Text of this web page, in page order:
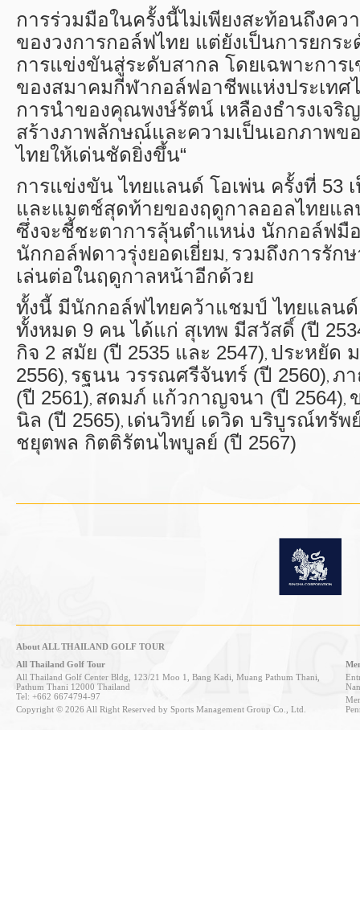
การร่วมมือในครั้งนี้ไม่เพียงสะท้อนถึงคว
ของวงการกอล์ฟไทย แต่ยังเป็นการยกร
การแข่งขันสู่ระดับสากล โดยเฉพาะการ
ของสมาคมกีฬากอล์ฟอาชีพแห่งประเทศ
การนำของคุณพงษ์รัตน์ เหลืองธำรงเจริ
สร้างภาพลักษณ์และความเป็นเอกภาพข
ไทยให้เด่นชัดยิ่งขึ้น“
การแข่งขัน ไทยแลนด์ โอเพ่น ครั้งที่ 53
และแมตช์สุดท้ายของฤดูกาลออลไทยแ
ซึ่งจะชี้ชะตาการลุ้นตำแหน่ง นักกอล์ฟมื
นักกอล์ฟดาวรุ่งยอดเยี่ยม, รวมถึงการรัก
เล่นต่อในฤดูกาลหน้าอีกด้วย
ทั้งนี้ มีนักกอล์ฟไทยคว้าแชมป์ ไทยแลนด์
ทั้งหมด 9 คน ได้แก่ สุเทพ มีสวัสดิ์ (ปี
กิจ 2 สมัย (ปี 2535 และ 2547), ประหยัด
2556), รฐนน วรรณศรีจันทร์ (ปี 2560), ภ
(ปี 2561), สดมภ์ แก้วกาญจนา (ปี 2564),
นิล (ปี 2565), เด่นวิทย์ เดวิด บริบูรณ์ทรัพ
ชยุตพล กิตติรัตนไพบูลย์ (ปี 2567)
About ALL THAILAND GOLF TOUR
All Thailand Golf Tour
All Thailand Golf Center Bldg, 123/21 Moo 1, Bang Kadi, Muang Pathum Thani,
Pathum Thani 12000 Thailand
Tel: +662 6674794-97
Copyright © 2026 All Right Reserved by Sports Management Group Co., Ltd.